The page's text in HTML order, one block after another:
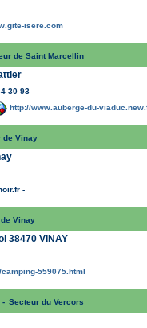
isere.com
de Saint Marcellin
30 93
http://www.auberge-du-
de Vinay
-
Vinay
38470 VINAY
559075.html
- Secteur du Vercors